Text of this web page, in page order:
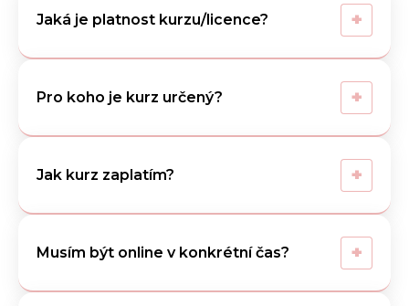
Jaká je platnost kurzu/licence? +
Pro koho je kurz určený? +
Jak kurz zaplatím? +
Musím být online v konkrétní čas? +